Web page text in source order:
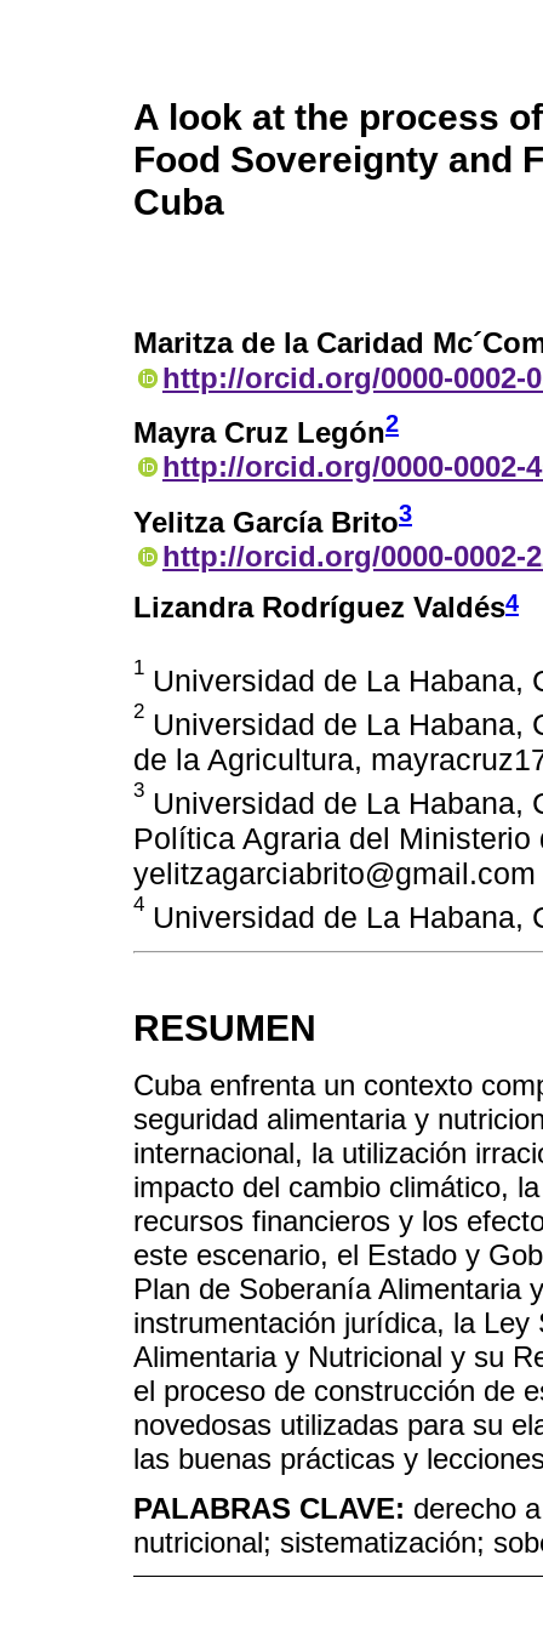
A look at the process
Food Sovereignty and
Cuba
Maritza de la Caridad
http://orcid.org/0000-0002-
Mayra Cruz Legón2
http://orcid.org/0000-0002-
Yelitza García Brito3
http://orcid.org/0000-0002-
Lizandra Rodríguez Valdés4
1 Universidad de La Habana,
2 Universidad de La Habana,
de la Agricultura,
3 Universidad de La Habana,
Política Agraria del
yelitzagarciabrito@gmail.com
4 Universidad de La Habana,
RESUMEN
Cuba enfrenta un contexto
seguridad alimentaria y
internacional, la utilización
impacto del cambio climático,
recursos financieros y los
este escenario, el Estado y
Plan de Soberanía Alimentaria
instrumentación jurídica, la
Alimentaria y Nutricional y su
el proceso de construcción de
novedosas utilizadas para su
las buenas prácticas y
PALABRAS CLAVE: derecho
nutricional; sistematización;